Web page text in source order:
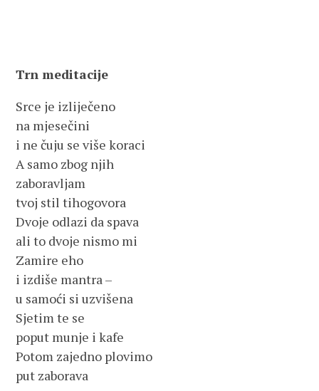
Trn meditacije
Srce je izliječeno
na mjesečini
i ne čuju se više koraci
A samo zbog njih
zaboravljam
tvoj stil tihogovora
Dvoje odlazi da spava
ali to dvoje nismo mi
Zamire eho
i izdiše mantra –
u samoći si uzvišena
Sjetim te se
poput munje i kafe
Potom zajedno plovimo
put zaborava